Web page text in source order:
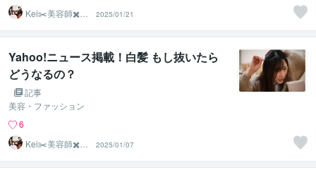
Kei✂️美容師✖️似
合わせの専門家
2025/01/21
Yahoo!ニュース掲載！白髪 もし抜いたら
どうなるの？
記事
美容・ファッション
6
Kei✂️美容師✖️似
合わせの専門家
2025/01/07